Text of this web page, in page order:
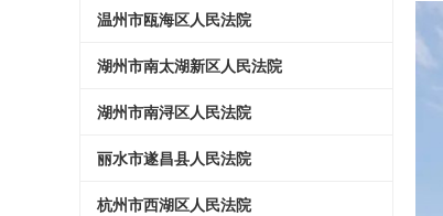
温州市瓯海区人民法院
湖州市南太湖新区人民法院
湖州市南浔区人民法院
丽水市遂昌县人民法院
杭州市西湖区人民法院